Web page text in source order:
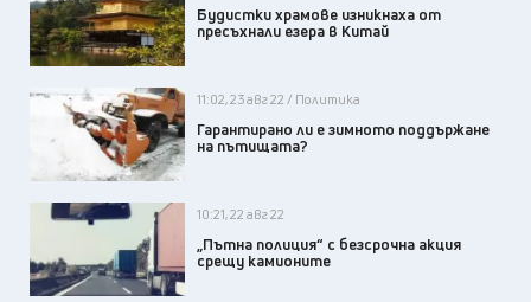
Будистки храмове изникнаха от
пресъхнали езера в Китай
11:02, 23 авг 22 / Политика
Гарантирано ли е зимното поддържане
на пътищата?
10:21, 22 авг 22
„Пътна полиция“ с безсрочна акция
срещу камионите